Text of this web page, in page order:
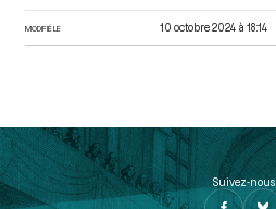
MODIFIÉ LE 10 octobre 2024 à 18:14
Suivez-nous